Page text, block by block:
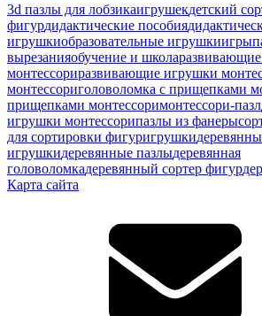
3d пазлы для лобзикаигрушекдетский
фигурдидактические пособия
игрушкиобразовательные игрушкиигры
вырезанияобучение и школа
монтессориразвивающие игрушки
монтессориголоволомка с прищепками
прищепками монтессоримонтессори-пазл
игрушки монтессорипазлы из фанеры
для сортировки фигуригрушки
игрушкидеревянные пазлыдеревянная
головоломкадеревянный сортер фигур
Карта сайта